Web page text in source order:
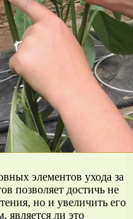
элементов ухода за
позволяет достичь не
но и увеличить его
является ли это